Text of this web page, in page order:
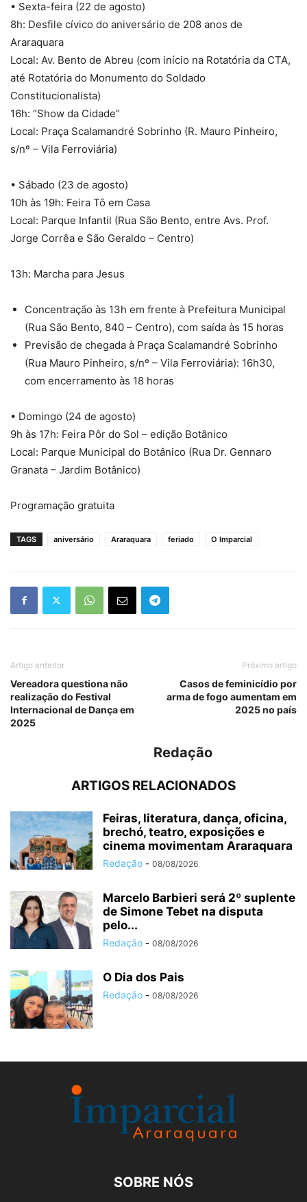
• Sexta-feira (22 de agosto)
8h: Desfile cívico do aniversário de 208 anos de
Araraquara
Local: Av. Bento de Abreu (com início na Rotatória da CTA,
até Rotatória do Monumento do Soldado
Constitucionalista)
16h: “Show da Cidade”
Local: Praça Scalamandré Sobrinho (R. Mauro Pinheiro,
s/nº – Vila Ferroviária)
• Sábado (23 de agosto)
10h às 19h: Feira Tô em Casa
Local: Parque Infantil (Rua São Bento, entre Avs. Prof.
Jorge Corrêa e São Geraldo – Centro)
13h: Marcha para Jesus
Concentração às 13h em frente à Prefeitura Municipal
(Rua São Bento, 840 – Centro), com saída às 15 horas
Previsão de chegada à Praça Scalamandré Sobrinho
(Rua Mauro Pinheiro, s/nº – Vila Ferroviária): 16h30,
com encerramento às 18 horas
• Domingo (24 de agosto)
9h às 17h: Feira Pôr do Sol – edição Botânico
Local: Parque Municipal do Botânico (Rua Dr. Gennaro
Granata – Jardim Botânico)
Programação gratuita
TAGS aniversário Araraquara feriado O Imparcial
Artigo anterior
Vereadora questiona não
realização do Festival
Internacional de Dança em
2025
Próximo artigo
Casos de feminicídio por
arma de fogo aumentam em
2025 no país
Redação
ARTIGOS RELACIONADOS
Feiras, literatura, dança, oficina,
brechó, teatro, exposições e
cinema movimentam Araraquara
Redação - 08/08/2026
Marcelo Barbieri será 2º suplente
de Simone Tebet na disputa
pelo...
Redação - 08/08/2026
O Dia dos Pais
Redação - 08/08/2026
SOBRE NÓS